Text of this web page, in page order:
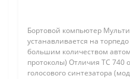
Бортовой компьютер
устанавливается на
большим количеством
протоколы) Отличия TC 740
голосового синтезатора